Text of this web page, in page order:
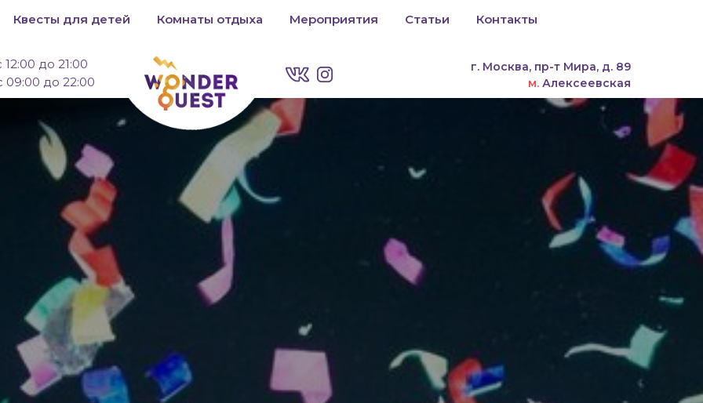
Квесты для детей Комнаты отдыха Мероприятия Статьи Контакты
г. Москва, пр-т Мира, д. 89
м. Алексеевская
12:00 до 21:00
09:00 до 22:00